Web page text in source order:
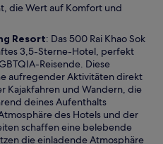
m
u
e
n
F
e
n
s
t
die Wert auf Komfort und
ResortW
i
r
d
i
n
e
i
n
: Das 500 Rai Khao Sok
3,5-Sterne-Hotel, perfekt
Reisende. Diese
aufregender Aktivitäten direkt
Kajakfahren und Wandern, die
deines Aufenthalts
des Hotels und der
schaffen eine belebende
die einladende Atmosphäre